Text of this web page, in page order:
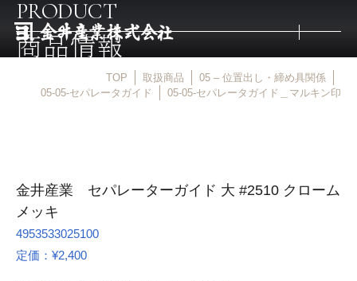
トップ
取扱メーカー
金井産業の強み
PRODUCT
商品情報
TOP 取扱商品
05 – 位置出し・締め具関係
05-05-セパレータガイド
05-05-セパレータガイド＿マルキン印
金井産業 セパレーターガイド 大 #2510 クローム
メッキ
4953533025100
定価：¥2,400